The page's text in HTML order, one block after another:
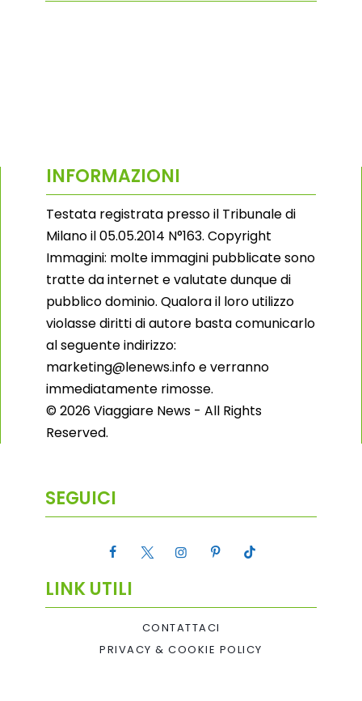
INFORMAZIONI
Testata registrata presso il Tribunale di
Milano il 05.05.2014 N°163. Copyright
Immagini: molte immagini pubblicate sono
tratte da internet e valutate dunque di
pubblico dominio. Qualora il loro utilizzo
violasse diritti di autore basta comunicarlo
al seguente indirizzo:
marketing@lenews.info e verranno
immediatamente rimosse.
© 2026 Viaggiare News - All Rights
Reserved.
SEGUICI
LINK UTILI
CONTATTACI
PRIVACY & COOKIE POLICY